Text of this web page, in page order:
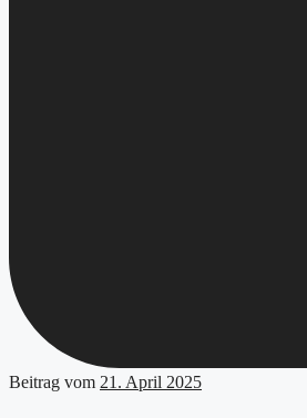
Beitrag vom 21. April 2025